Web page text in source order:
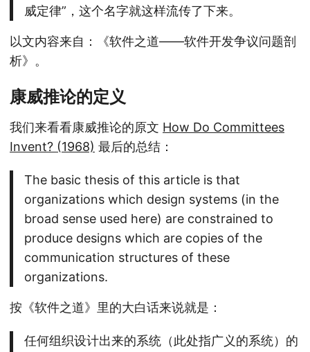
威定律”，这个名字就这样流传了下来。
以文内容来自：《软件之道——软件开发争议问题剖
析》。
康威推论的定义
我们来看看康威推论的原文 How Do Committees
Invent? (1968) 最后的总结：
The basic thesis of this article is that
organizations which design systems (in the
broad sense used here) are constrained to
produce designs which are copies of the
communication structures of these
organizations.
按《软件之道》里的大白话来说就是：
任何组织设计出来的系统（此处指广义的系统）的